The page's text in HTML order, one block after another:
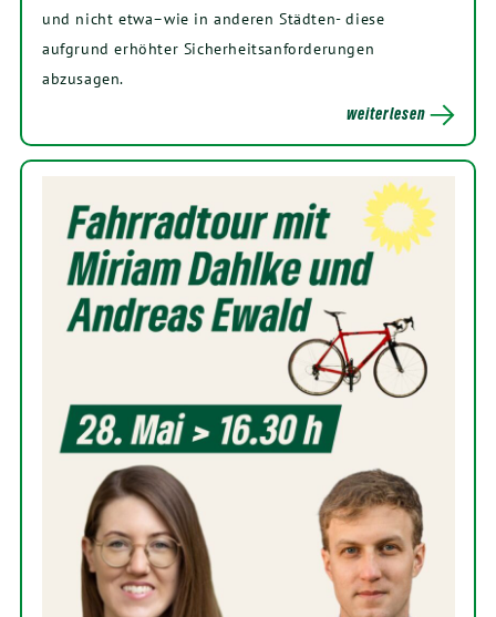
und nicht etwa–wie in anderen Städten- diese
aufgrund erhöhter Sicherheitsanforderungen
abzusagen.
weiterlesen